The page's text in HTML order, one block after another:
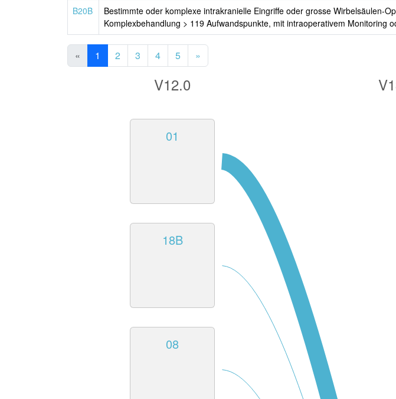
B20B
Bestimmte oder komplexe intrakranielle Eingriffe oder grosse Wirbelsäulen-
Komplexbehandlung > 119 Aufwandspunkte, mit intraoperativem Monitoring
« 1 2 3 4 5 »
V12.0
01
18B
08